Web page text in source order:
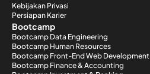
Kebijakan Privasi
Persiapan Karier
Bootcamp
Bootcamp Data Engineering
Bootcamp Human Resources
Bootcamp Front-End Web Development
Bootcamp Finance & Accounting